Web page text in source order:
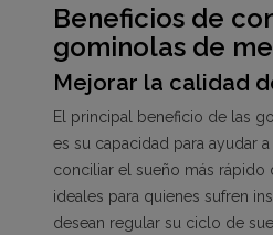
Beneficios de
gominolas de
Mejorar la calidad
El principal beneficio de las
es su capacidad para ayudar a
conciliar el sueño más rápido
ideales para quienes sufren
desean regular su ciclo de